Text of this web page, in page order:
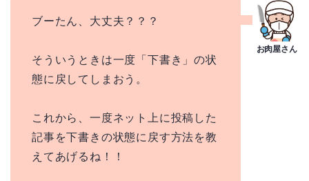
ブーたん、大丈夫？？？
そういうときは一度「下書き」の状
態に戻してしまおう。
これから、一度ネット上に投稿した
記事を下書きの状態に戻す方法を教
えてあげるね！！